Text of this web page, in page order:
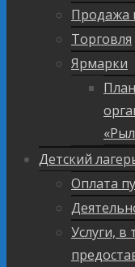
Продажа
Торговля
Ярмарки
Детский
Оплата
Услуги, в